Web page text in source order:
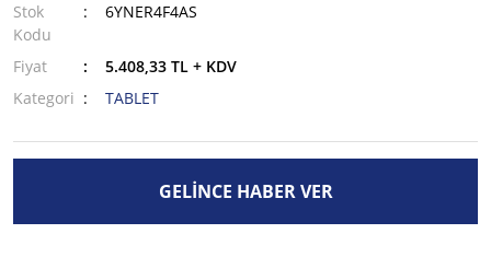
Stok
Kodu
6YNER4F4AS
Fiyat
5.408,33 TL + KDV
Kategori
TABLET
GELİNCE HABER VER